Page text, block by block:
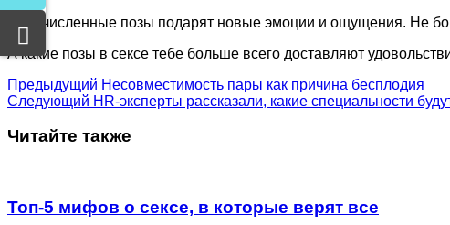
Перечисленные позы подарят новые эмоции и ощущения. Не
А какие позы в сексе тебе больше всего доставляют
Предыдущий Несовместимость пары как причина бесплодия
Следующий HR-эксперты рассказали, какие специальности
Читайте также
Топ-5 мифов о сексе, в которые верят все